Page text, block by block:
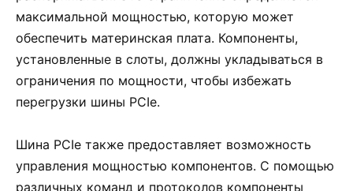
максимальной мощностью, которую может
обеспечить материнская плата. Компоненты,
установленные в слоты, должны укладываться в
ограничения по мощности, чтобы избежать
перегрузки шины PCIe.
Шина PCIe также предоставляет возможность
управления мощностью компонентов. С помощью
различных команд и протоколов компоненты